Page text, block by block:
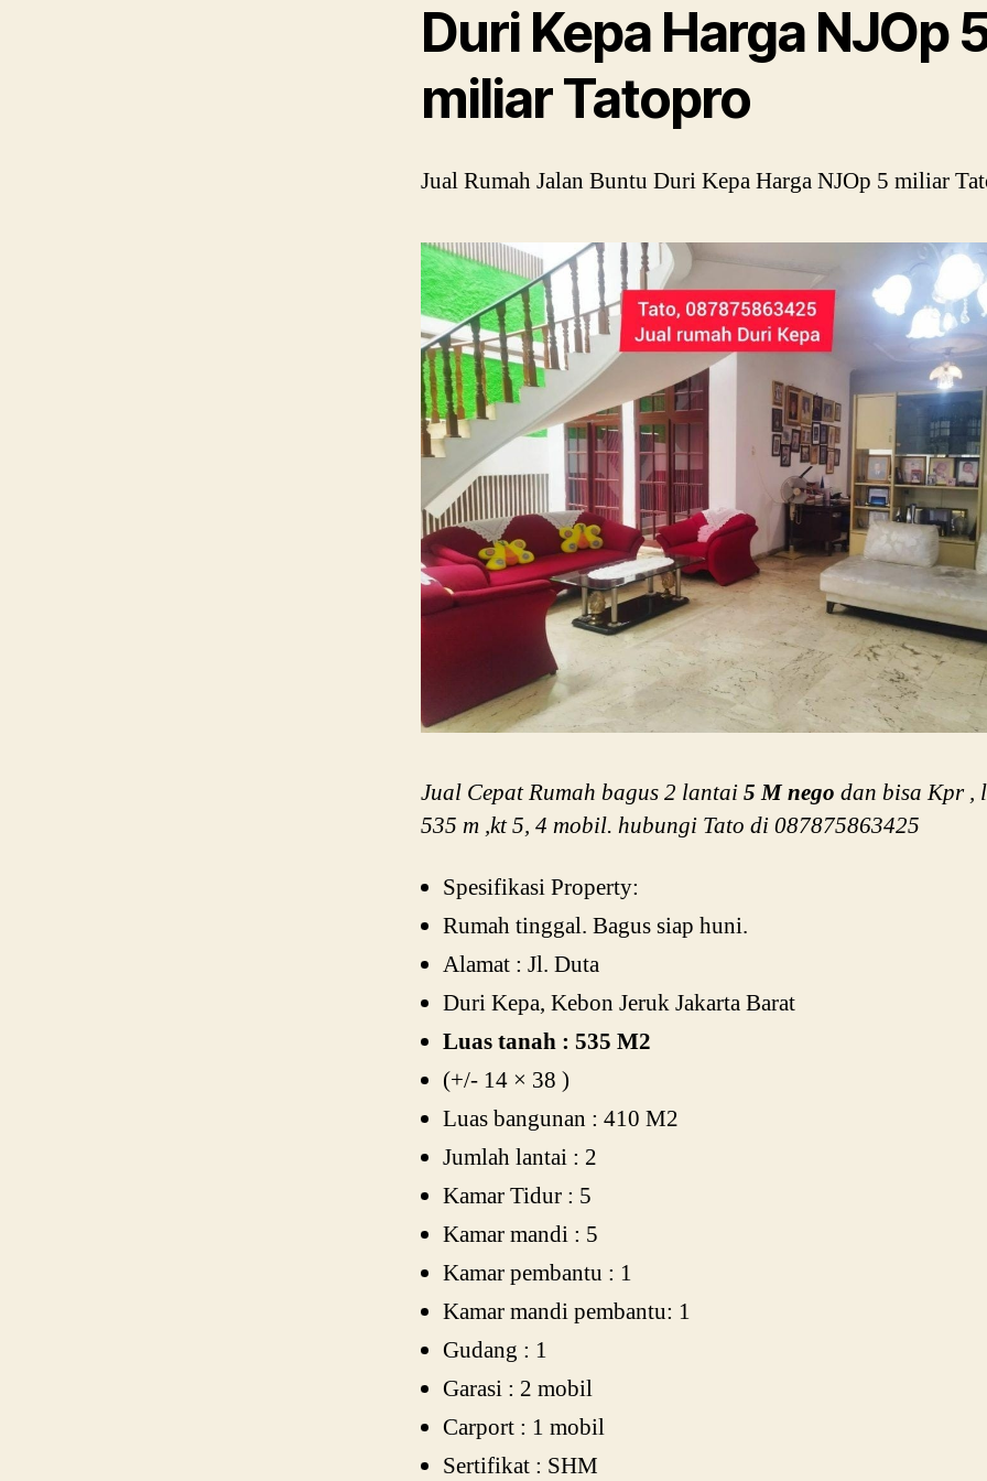
Duri Kepa Harga NJOp
miliar Tatopro
Jual Rumah Jalan Buntu Duri Kepa Harga NJOp 5 miliar
Jual Cepat Rumah bagus 2 lantai5 M nego dan bisa Kpr ,
535 m ,kt 5, 4 mobil. hubungi Tato di 087875863425
Spesifikasi Property:
Rumah tinggal. Bagus siap huni.
Alamat : Jl. Duta
Duri Kepa, Kebon Jeruk Jakarta Barat
Luas tanah : 535 M2
(+/- 14 × 38 )
Luas bangunan : 410 M2
Jumlah lantai : 2
Kamar Tidur : 5
Kamar mandi : 5
Kamar pembantu : 1
Kamar mandi pembantu: 1
Gudang : 1
Garasi : 2 mobil
Carport : 1 mobil
Sertifikat : SHM